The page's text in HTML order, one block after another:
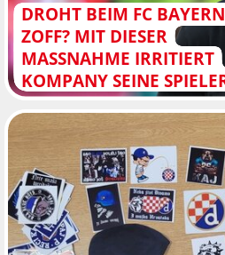
DROHT BEIM FC BAYERN
ZOFF? MIT DIESER
MASSNAHME IRRITIERT K
OMPANY SEINE SPIELER